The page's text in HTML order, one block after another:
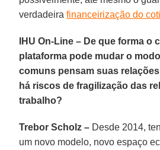
verdadeirafinanceirização do
IHU On-Line – De que forma o
plataforma pode mudar o
comuns pensam suas
há riscos de fragilização das
trabalho?
Trebor Scholz – Desde 2014,
um novo modelo, novo espaço